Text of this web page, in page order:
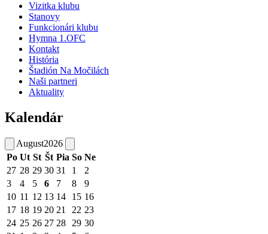
Vizitka klubu
Stanovy
Funkcionári klubu
Hymna 1.OFC
Kontakt
História
Štadión Na Močilách
Naši partneri
Aktuality
Kalendár
August2026
Po Ut St Št Pia So Ne
27 28 29 30 31 1
2
3
4 5 6 7 8
9
10 11 12 13 14 15 16
17 18 19 20 21 22 23
24 25 26 27 28 29 30